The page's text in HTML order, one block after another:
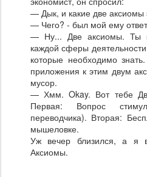
— Дык, и какие две аксиомы
— Чего? - был мой ему
— Ну... Две аксиомы. Ты
каждой сферы
которые необходимо
приложения к этим двум
мусор.
— Хмм. Okay. Вот тебе
Первая: Вопрос
переводчика). Вторая:
мышеловке.
Уж вечер близился, а я
Аксиомы.